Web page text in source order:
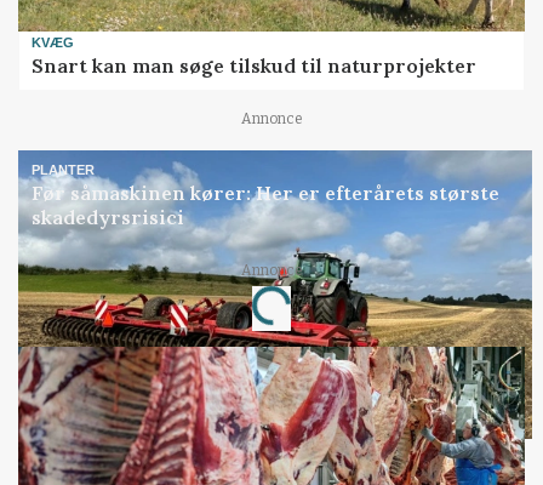
KVÆG
Snart kan man søge tilskud til naturprojekter
Annonce
PLANTER
Før såmaskinen kører: Her er efterårets største
skadedyrsrisici
Annonce
Loading...